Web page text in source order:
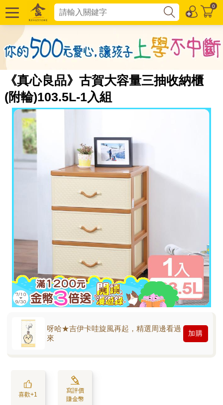
0
《真心良品》古賀大容量三抽收納櫃
(附輪)103.5L-1入組
呀哈★吉伊卡哇旋風再起，精選周邊看過
來
加購
喜歡+1
寫評價
賺金幣